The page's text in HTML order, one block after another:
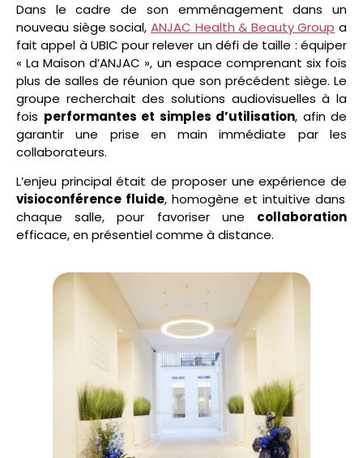
Dans le cadre de son emménagement dans un
nouveau siège social, ANJAC Health & Beauty Group a
fait appel à UBIC pour relever un défi de taille : équiper
« La Maison d’ANJAC », un espace comprenant six fois
plus de salles de réunion que son précédent siège. Le
groupe recherchait des solutions audiovisuelles à la
fois performantes et simples d’utilisation, afin de
garantir une prise en main immédiate par les
collaborateurs.
L’enjeu principal était de proposer une expérience de
visioconférence fluide, homogène et intuitive dans
chaque salle, pour favoriser une collaboration
efficace, en présentiel comme à distance.